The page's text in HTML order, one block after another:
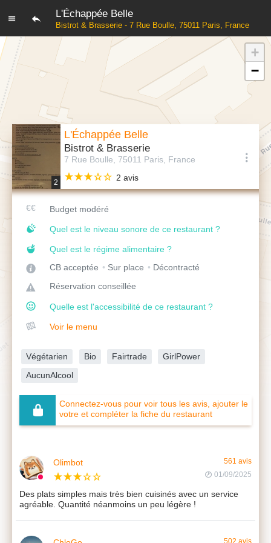
L'Échappée Belle
Bistrot & Brasserie - 7 Rue Boulle, 75011 Paris, France
2
L'Échappée Belle
Bistrot & Brasserie
7 Rue Boulle, 75011 Paris, France
2 avis
Budget modéré
Quel est le niveau sonore de ce restaurant ?
Quel est le régime alimentaire ?
CB acceptée
Sur place
Décontracté
Réservation conseillée
Quelle est l'accessibilité de ce restaurant ?
Voir le menu
Végétarien Bio Fairtrade
GirlPower
AucunAlcool
Connectez-vous pour voir tous les avis, ajouter le
votre et compléter la fiche du restaurant
Olimbot
561 avis
01/09/2025
Des plats simples mais très bien cuisinés avec un service
agréable. Quantité néanmoins un peu légère !
502 avis
+
−